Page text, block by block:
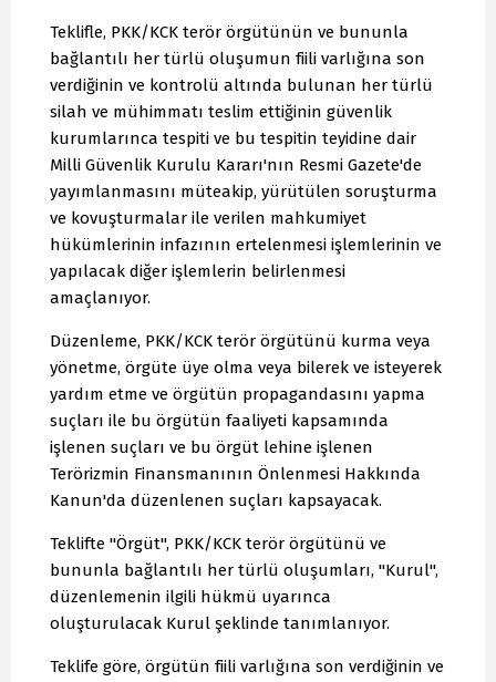
Teklifle, PKK/KCK terör örgütünün ve bununla
bağlantılı her türlü oluşumun fiili varlığına son
verdiğinin ve kontrolü altında bulunan her türlü
silah ve mühimmatı teslim ettiğinin güvenlik
kurumlarınca tespiti ve bu tespitin teyidine dair
Milli Güvenlik Kurulu Kararı'nın Resmi Gazete'de
yayımlanmasını müteakip, yürütülen soruşturma
ve kovuşturmalar ile verilen mahkumiyet
hükümlerinin infazının ertelenmesi işlemlerinin ve
yapılacak diğer işlemlerin belirlenmesi
amaçlanıyor.
Düzenleme, PKK/KCK terör örgütünü kurma veya
yönetme, örgüte üye olma veya bilerek ve isteyerek
yardım etme ve örgütün propagandasını yapma
suçları ile bu örgütün faaliyeti kapsamında
işlenen suçları ve bu örgüt lehine işlenen
Terörizmin Finansmanının Önlenmesi Hakkında
Kanun'da düzenlenen suçları kapsayacak.
Teklifte "Örgüt", PKK/KCK terör örgütünü ve
bununla bağlantılı her türlü oluşumları, "Kurul",
düzenlemenin ilgili hükmü uyarınca
oluşturulacak Kurul şeklinde tanımlanıyor.
Teklife göre, örgütün fiili varlığına son verdiğinin ve